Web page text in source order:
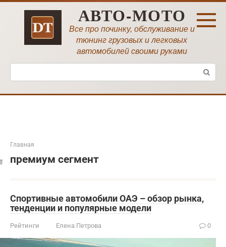
Перейти
АВТО-МОТО
Все про починку, обслуживание и
тюнинг грузовых и легковых
автомобилей своими руками
Поиск:
Главная
премиум сегмент
Спортивные автомобили ОАЭ – обзор рынка,
тенденции и популярные модели
Рейтинги Елена Петрова 0